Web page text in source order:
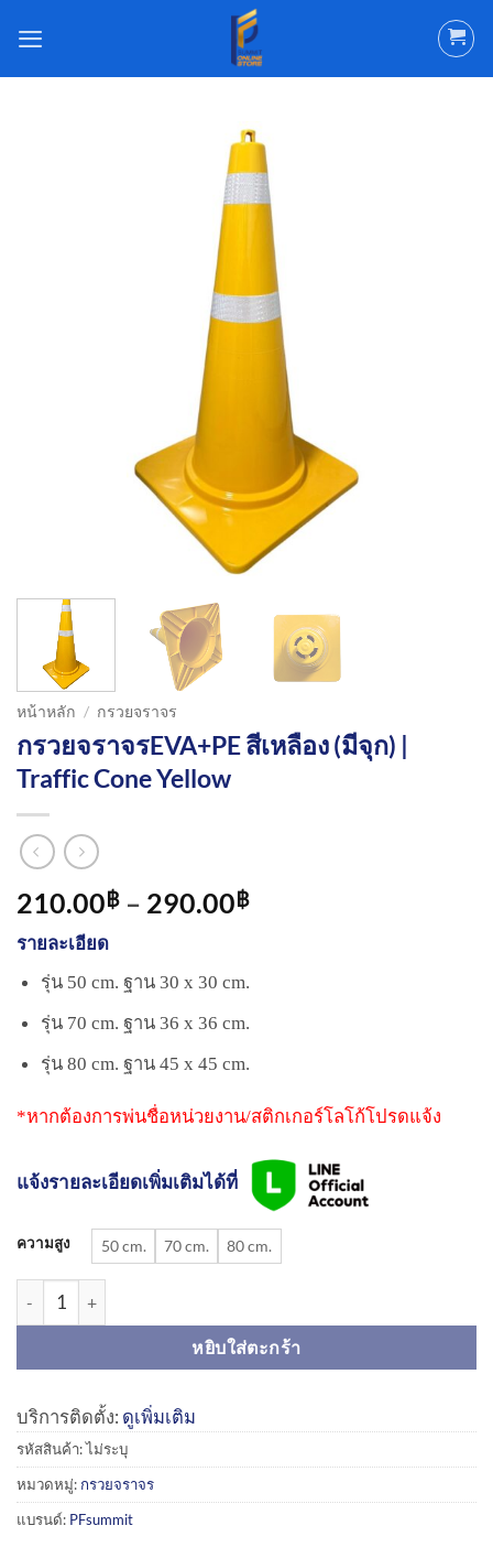
ไป
หน้าหลัก / กรวยจราจร
กรวยจราจรEVA+PE สีเหลือง (มีจุก) |
Traffic Cone Yellow
210.00฿ – 290.00฿Price
รายละเอียด
รุ่น 50 cm. ฐาน 30 x 30 cm.
รุ่น 70 cm. ฐาน 36 x 36 cm.
รุ่น 80 cm. ฐาน 45 x 45 cm.
*หากต้องการพ่นชื่อหน่วยงาน/สติกเกอร์โลโก้โปรดแจ้ง
แจ้งรายละเอียดเพิ่มเติมได้ที่
ความสูง 50 cm. 70 cm. 80 cm.
จำนวน กรวยจราจรEVA+PE สีเหลือง (มีจุก) | Traffic Cone Yellow ชิ้
หยิบใส่ตะกร้า
บริการติดตั้ง: ดูเพิ่มเติม
รหัสสินค้า:ไม่ระบุ
หมวดหมู่: กรวยจราจร
แบรนด์: PFsummit